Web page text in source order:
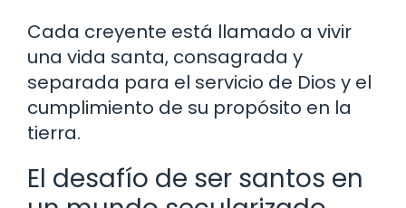
Cada creyente está llamado a vivir
una vida santa, consagrada y
separada para el servicio de Dios y el
cumplimiento de su propósito en la
tierra.
El desafío de ser santos en